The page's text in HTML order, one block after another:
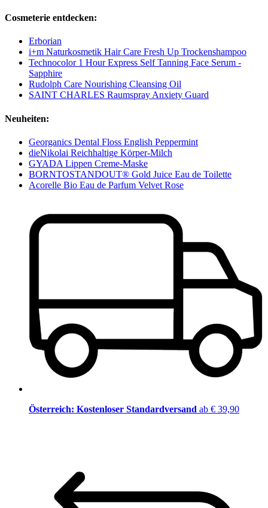
Cosmeterie entdecken:
Erborian
i+m Naturkosmetik Hair Care Fresh Up Trockenshampoo
Technocolor 1 Hour Express Self Tanning Face Serum -
Sapphire
Rudolph Care Nourishing Cleansing Oil
SAINT CHARLES Raumspray Anxiety Guard
Neuheiten:
Georganics Dental Floss English Peppermint
dieNikolai Reichhaltige Körper-Milch
GYADA Lippen Creme-Maske
BORNTOSTANDOUT® Gold Juice Eau de Toilette
Acorelle Bio Eau de Parfum Velvet Rose
Österreich: Kostenloser Standardversand ab € 39,90